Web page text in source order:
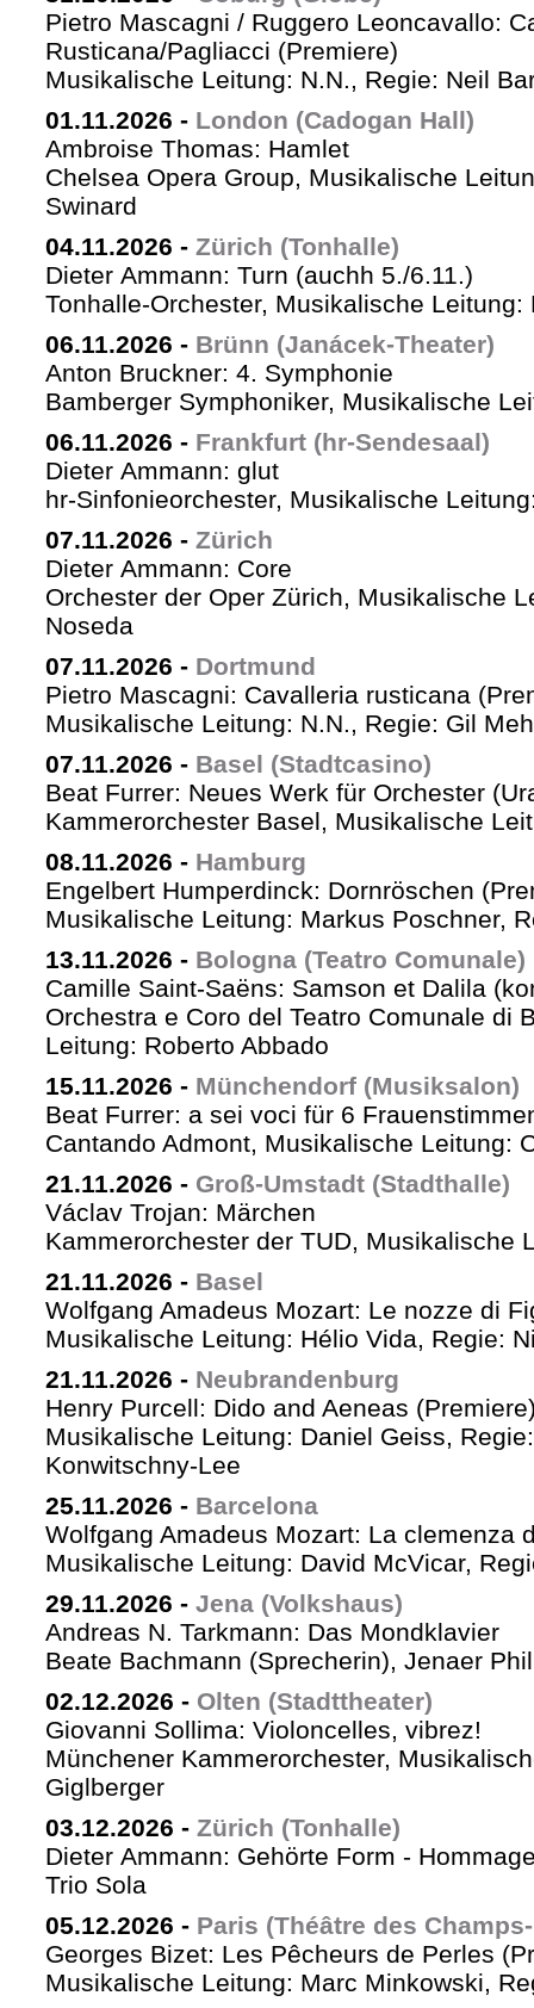
Pietro Mascagni / Ruggero Leoncavallo:
Rusticana/Pagliacci (Premiere)
Musikalische Leitung: N.N., Regie: Neil
01.11.2026 - London (Cadogan Hall)
Ambroise Thomas: Hamlet
Chelsea Opera Group, Musikalische
Swinard
04.11.2026 - Zürich (Tonhalle)
Dieter Ammann: Turn (auchh 5./6.11.)
Tonhalle-Orchester, Musikalische Leitung:
06.11.2026 - Brünn (Janácek-Theater)
Anton Bruckner: 4. Symphonie
Bamberger Symphoniker, Musikalische
06.11.2026 - Frankfurt (hr-Sendesaal)
Dieter Ammann: glut
hr-Sinfonieorchester, Musikalische
07.11.2026 - Zürich
Dieter Ammann: Core
Orchester der Oper Zürich, Musikalische
Noseda
07.11.2026 - Dortmund
Pietro Mascagni: Cavalleria rusticana
Musikalische Leitung: N.N., Regie: Gil
07.11.2026 - Basel (Stadtcasino)
Beat Furrer: Neues Werk für Orchester
Kammerorchester Basel, Musikalische
08.11.2026 - Hamburg
Engelbert Humperdinck: Dornröschen
Musikalische Leitung: Markus Poschner,
13.11.2026 - Bologna (Teatro Comunale)
Camille Saint-Saëns: Samson et Dalila
Orchestra e Coro del Teatro Comunale di
Leitung: Roberto Abbado
15.11.2026 - Münchendorf (Musiksalon)
Beat Furrer: a sei voci für 6
Cantando Admont, Musikalische Leitung:
21.11.2026 - Groß-Umstadt (Stadthalle)
Václav Trojan: Märchen
Kammerorchester der TUD, Musikalische
21.11.2026 - Basel
Wolfgang Amadeus Mozart: Le nozze di
Musikalische Leitung: Hélio Vida, Regie:
21.11.2026 - Neubrandenburg
Henry Purcell: Dido and Aeneas
Musikalische Leitung: Daniel Geiss,
Konwitschny-Lee
25.11.2026 - Barcelona
Wolfgang Amadeus Mozart: La clemenza
Musikalische Leitung: David McVicar,
29.11.2026 - Jena (Volkshaus)
Andreas N. Tarkmann: Das Mondklavier
Beate Bachmann (Sprecherin), Jenaer
02.12.2026 - Olten (Stadttheater)
Giovanni Sollima: Violoncelles, vibrez!
Münchener Kammerorchester,
Giglberger
03.12.2026 - Zürich (Tonhalle)
Dieter Ammann: Gehörte Form -
Trio Sola
05.12.2026 - Paris (Théâtre des
Georges Bizet: Les Pêcheurs de Perles
Musikalische Leitung: Marc Minkowski,